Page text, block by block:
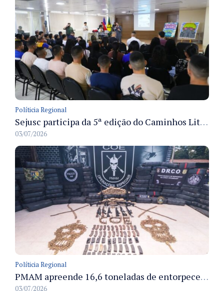
Políticia Regional
Sejusc participa da 5ª edição do Caminhos Literários com foco na cultura hip-hop nas unidades socioeducativas
03/07/2026
Políticia Regional
PMAM apreende 16,6 toneladas de entorpecentes e registra aumento nas prisões em flagrante e nas capturas de foragidos no primeiro semestre de 2026
03/07/2026